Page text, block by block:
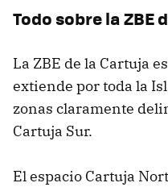
Todo sobre la ZBE
La ZBE de la Cartuja
extiende por toda la
zonas claramente
Cartuja Sur.
El espacio Cartuja